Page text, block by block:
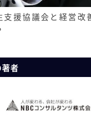
支援協議会と経営改
者